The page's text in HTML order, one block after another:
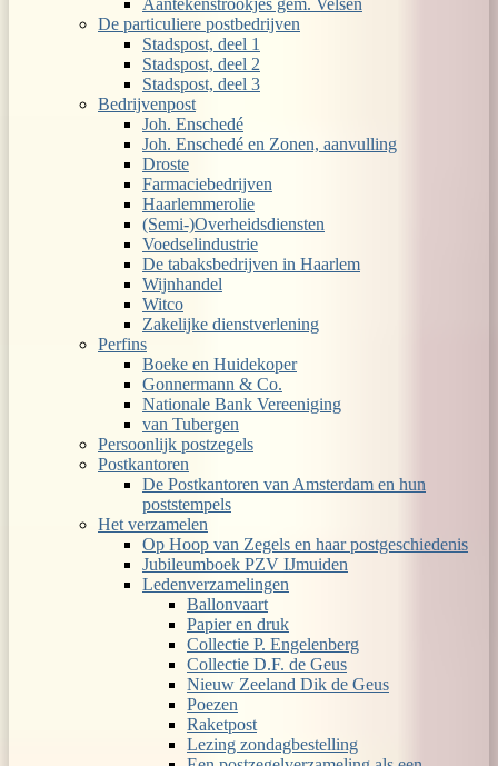
Aantekenstrookjes gem. Velsen
De particuliere postbedrijven
Stadspost, deel 1
Stadspost, deel 2
Stadspost, deel 3
Bedrijvenpost
Joh. Enschedé
Joh. Enschedé en Zonen, aanvulling
Droste
Farmaciebedrijven
Haarlemmerolie
(Semi-)Overheidsdiensten
Voedselindustrie
De tabaksbedrijven in Haarlem
Wijnhandel
Witco
Zakelijke dienstverlening
Perfins
Boeke en Huidekoper
Gonnermann & Co.
Nationale Bank Vereeniging
van Tubergen
Persoonlijk postzegels
Postkantoren
De Postkantoren van Amsterdam en hun
poststempels
Het verzamelen
Op Hoop van Zegels en haar postgeschiedenis
Jubileumboek PZV IJmuiden
Ledenverzamelingen
Ballonvaart
Papier en druk
Collectie P. Engelenberg
Collectie D.F. de Geus
Nieuw Zeeland Dik de Geus
Poezen
Raketpost
Lezing zondagbestelling